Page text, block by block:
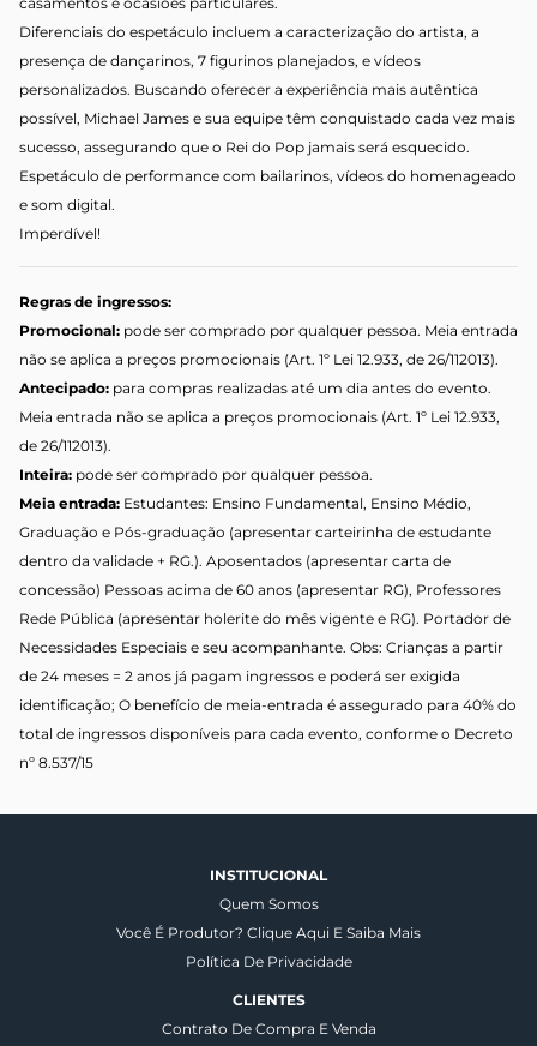
Diferenciais do espetáculo incluem a caracterização do artista, a
presença de dançarinos, 7 figurinos planejados, e vídeos
personalizados. Buscando oferecer a experiência mais autêntica
possível, Michael James e sua equipe têm conquistado cada vez mais
sucesso, assegurando que o Rei do Pop jamais será esquecido.
Espetáculo de performance com bailarinos, vídeos do homenageado
e som digital.
Imperdível!
Regras de ingressos:
Promocional: pode ser comprado por qualquer pessoa. Meia entrada
não se aplica a preços promocionais (Art. 1º Lei 12.933, de 26/112013).
Antecipado: para compras realizadas até um dia antes do evento.
Meia entrada não se aplica a preços promocionais (Art. 1º Lei 12.933,
de 26/112013).
Inteira: pode ser comprado por qualquer pessoa.
Meia entrada: Estudantes: Ensino Fundamental, Ensino Médio,
Graduação e Pós-graduação (apresentar carteirinha de estudante
dentro da validade + RG.). Aposentados (apresentar carta de
concessão) Pessoas acima de 60 anos (apresentar RG), Professores
Rede Pública (apresentar holerite do mês vigente e RG). Portador de
Necessidades Especiais e seu acompanhante. Obs: Crianças a partir
de 24 meses = 2 anos já pagam ingressos e poderá ser exigida
identificação; O benefício de meia-entrada é assegurado para 40% do
total de ingressos disponíveis para cada evento, conforme o Decreto
nº 8.537/15
INSTITUCIONAL
Quem Somos
Você É Produtor? Clique Aqui E Saiba Mais
Política De Privacidade
CLIENTES
Contrato De Compra E Venda